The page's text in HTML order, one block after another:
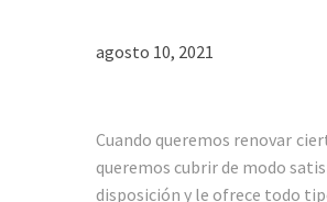
agosto 10, 2021
Cuando queremos renovar
queremos cubrir de modo
disposición y le ofrece todo